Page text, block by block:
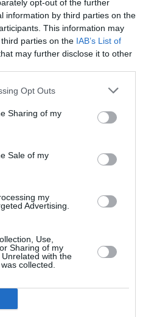
opt-out of the further
information by third parties on the
This information may
parties on the IAB’s List of
may further disclose it to other
Opt Outs
Sharing of my
Sale of my
my
Advertising.
Use,
Sharing of my
with the
collected.
Καλαμάτας:
μας
στα 10 χλμ. τρεξίματος-
(ήταν μέχρι...